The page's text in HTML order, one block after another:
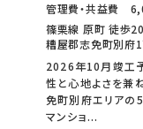
管理費・共益費
篠栗線 原町 徒歩
糟屋郡志免町別府
2026年10月竣工
性と心地よさを兼
免町別府エリアの
マンショ...